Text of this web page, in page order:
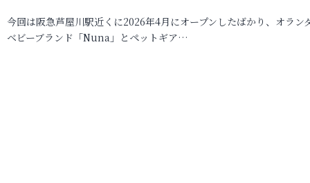
今回は阪急芦屋川駅近くに2026年4月にオープンしたばかり、オラン
ベビーブランド「Nuna」とペットギア…